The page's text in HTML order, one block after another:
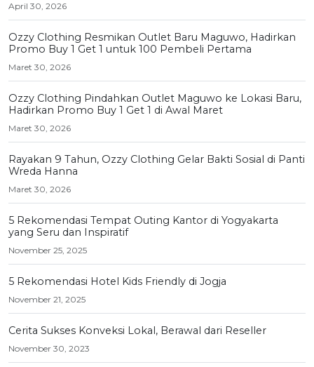
April 30, 2026
Ozzy Clothing Resmikan Outlet Baru Maguwo, Hadirkan
Promo Buy 1 Get 1 untuk 100 Pembeli Pertama
Maret 30, 2026
Ozzy Clothing Pindahkan Outlet Maguwo ke Lokasi Baru,
Hadirkan Promo Buy 1 Get 1 di Awal Maret
Maret 30, 2026
Rayakan 9 Tahun, Ozzy Clothing Gelar Bakti Sosial di Panti
Wreda Hanna
Maret 30, 2026
5 Rekomendasi Tempat Outing Kantor di Yogyakarta
yang Seru dan Inspiratif
November 25, 2025
5 Rekomendasi Hotel Kids Friendly di Jogja
November 21, 2025
Cerita Sukses Konveksi Lokal, Berawal dari Reseller
November 30, 2023